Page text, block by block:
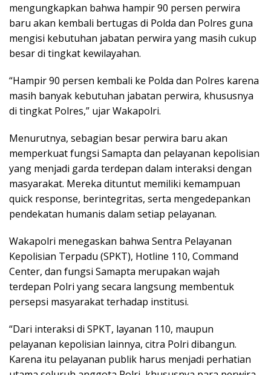
mengungkapkan bahwa hampir 90 persen perwira
baru akan kembali bertugas di Polda dan Polres guna
mengisi kebutuhan jabatan perwira yang masih cukup
besar di tingkat kewilayahan.
“Hampir 90 persen kembali ke Polda dan Polres karena
masih banyak kebutuhan jabatan perwira, khususnya
di tingkat Polres,” ujar Wakapolri.
Menurutnya, sebagian besar perwira baru akan
memperkuat fungsi Samapta dan pelayanan kepolisian
yang menjadi garda terdepan dalam interaksi dengan
masyarakat. Mereka dituntut memiliki kemampuan
quick response, berintegritas, serta mengedepankan
pendekatan humanis dalam setiap pelayanan.
Wakapolri menegaskan bahwa Sentra Pelayanan
Kepolisian Terpadu (SPKT), Hotline 110, Command
Center, dan fungsi Samapta merupakan wajah
terdepan Polri yang secara langsung membentuk
persepsi masyarakat terhadap institusi.
“Dari interaksi di SPKT, layanan 110, maupun
pelayanan kepolisian lainnya, citra Polri dibangun.
Karena itu pelayanan publik harus menjadi perhatian